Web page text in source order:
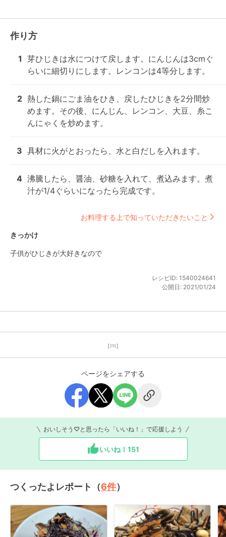
作り方
1 芽ひじきは水につけて戻します。にんじんは3cmぐ
らいに細切りにします。レンコンは4等分します。
2 熱した鍋にごま油をひき、戻したひじきを2分間炒
めます。その後、にんじん、レンコン、大豆、糸こ
んにゃくを炒めます。
3 具材に火がとおったら、水と白だしを入れます。
4 沸騰したら、醤油、砂糖を入れて、煮込みます。煮
汁が1/4ぐらいになったら完成です。
お料理する上で知っていただきたいこと
きっかけ
子供がひじきが大好きなので
レシピID: 1540024641
公開日: 2021/01/24
【PR】
ページをシェアする
おいしそう♡と思ったら「いいね！」で応援しよう
いいね！ 151
つくったよレポート（6件）